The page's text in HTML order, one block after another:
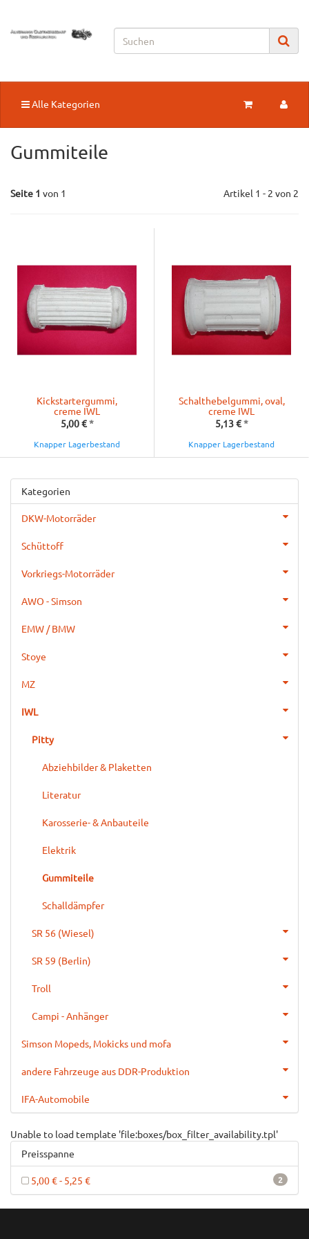
Alle Kategorien
Gummiteile
Seite 1 von 1 Artikel 1 - 2 von 2
Kickstartergummi,
creme IWL
5,00 €*
Knapper Lagerbestand
Schalthebelgummi, oval,
creme IWL
5,13 €*
Knapper Lagerbestand
Kategorien
DKW-Motorräder
Schüttoff
Vorkriegs-Motorräder
AWO - Simson
EMW / BMW
Stoye
MZ
IWL
Pitty
Abziehbilder & Plaketten
Literatur
Karosserie- & Anbauteile
Elektrik
Gummiteile
Schalldämpfer
SR 56 (Wiesel)
SR 59 (Berlin)
Troll
Campi - Anhänger
Simson Mopeds, Mokicks und mofa
andere Fahrzeuge aus DDR-Produktion
IFA-Automobile
Unable to load template 'file:boxes/box_filter_availability.tpl'
Preisspanne
2
5,00 € - 5,25 €